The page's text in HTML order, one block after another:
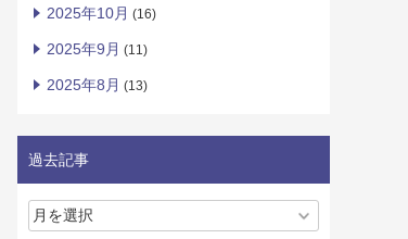
2025年10月 (16)
2025年9月 (11)
2025年8月 (13)
過去記事